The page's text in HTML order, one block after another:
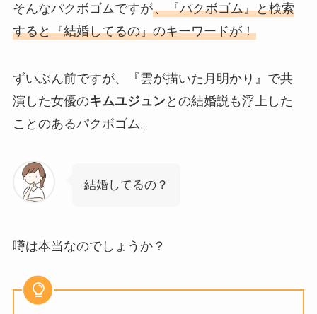
そんなパクボゴムですが、『パクボゴム』と検索
すると『結婚してるの』のキーワードが！
ずいぶん前ですが、『雲が描いた月明かり』で共
演した女優のキムユジュンとの結婚説も浮上した
ことのあるパクボゴム。
結婚してるの？
噂は本当なのでしょうか？